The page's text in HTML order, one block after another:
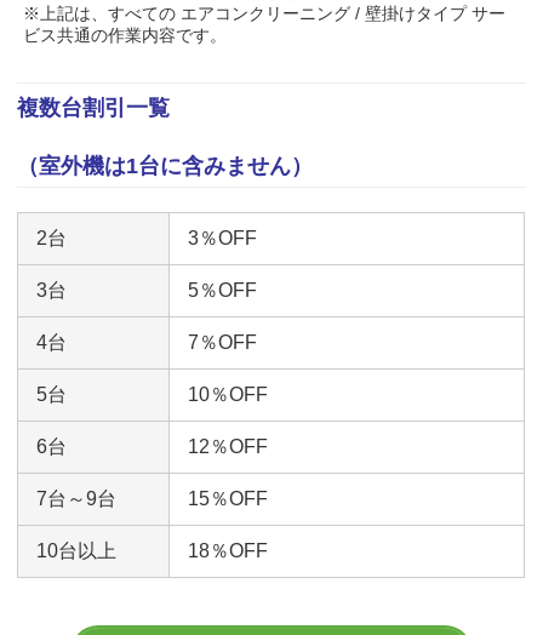
※上記は、すべての エアコンクリーニング / 壁掛けタイプ サー
ビス共通の作業内容です。
複数台割引一覧
（室外機は1台に含みません）
2台 3％OFF
3台 5％OFF
4台 7％OFF
5台 10％OFF
6台 12％OFF
7台～9台 15％OFF
10台以上 18％OFF